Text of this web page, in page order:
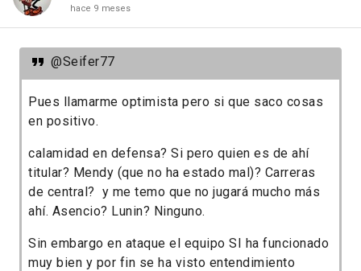
hace 9 meses
@Seifer77
Pues llamarme optimista pero si que saco cosas
en positivo.
calamidad en defensa? Si pero quien es de ahí
titular? Mendy (que no ha estado mal)? Carreras
de central? y me temo que no jugará mucho más
ahí. Asencio? Lunin? Ninguno.
Sin embargo en ataque el equipo SI ha funcionado
muy bien y por fin se ha visto entendimiento